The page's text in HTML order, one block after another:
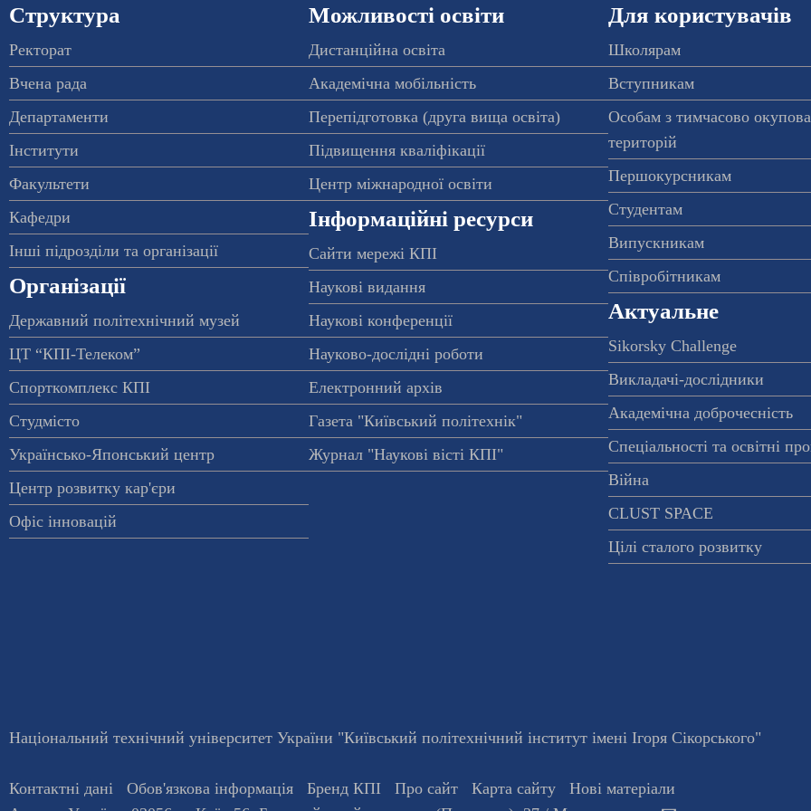
Структура
Ректорат
Вчена рада
Департаменти
Інститути
Факультети
Кафедри
Інші підрозділи та організації
Організації
Державний політехнічний музей
ЦТ “КПІ-Телеком”
Спорткомплекс КПІ
Студмісто
Українсько-Японський центр
Центр розвитку кар'єри
Офіс інновацій
Можливості освіти
Дистанційна освіта
Академічна мобільність
Перепідготовка (друга вища освіта)
Підвищення кваліфікації
Центр міжнародної освіти
Інформаційні ресурси
Сайти мережі КПІ
Наукові видання
Наукові конференції
Науково-дослідні роботи
Електронний архів
Газета "Київський політехнік"
Журнал "Наукові вісті КПІ"
Для користувачів
Школярам
Вступникам
Особам з тимчасово
територій
Першокурсникам
Студентам
Випускникам
Співробітникам
Актуальне
Sikorsky Challenge
Викладачі-дослідники
Академічна доброчесність
Спеціальності та освітні
Війна
CLUST SPACE
Цілі сталого розвитку
Національний технічний університет України "Київський політехнічний інститут імені Ігоря Сікорського"
Контактні дані Обов'язкова інформація Бренд КПІ Про сайт Карта сайту
Нові матеріали